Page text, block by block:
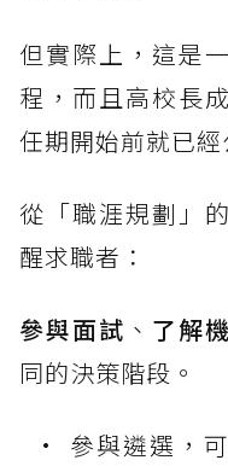
但實際上，這是
程，而且高校長
任期開始前就已經
從「職涯規劃」
醒求職者：
參與面試 、 了解
同的決策階段。
參與遴選，